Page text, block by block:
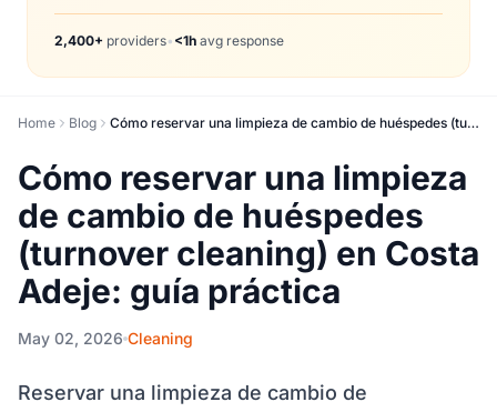
2,400+ providers• <1h avg response
Home Blog Cómo reservar una limpieza de cambio de huéspedes (turnover cleaning) en Costa Adeje: guía práctica
Cómo reservar una limpieza
de cambio de huéspedes
(turnover cleaning) en Costa
Adeje: guía práctica
May 02, 2026 Cleaning
Reservar una limpieza de cambio de